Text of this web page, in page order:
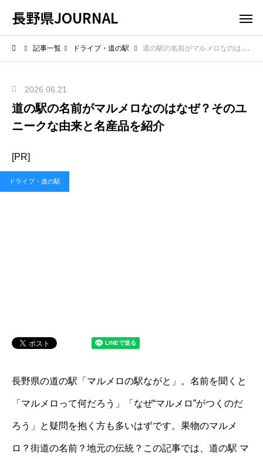
長野県JOURNAL
記事一覧 ドライブ・道の駅 道の駅の名前がマルメロなのはなぜ？そのユニークな由来と名産品を紹介
2026.06.21
道の駅の名前がマルメロなのはなぜ？そのユ
ニークな由来と名産品を紹介
[PR]
ドライブ・道の駅
長野県の道の駅「マルメロの駅ながと」。名前を聞くと
「マルメロって何だろう」「なぜ“マルメロ”がつくのだ
ろう」と疑問を抱く方も多いはずです。果物のマルメ
ロ？街道の名前？地元の伝統？この記事では、道の駅 マ